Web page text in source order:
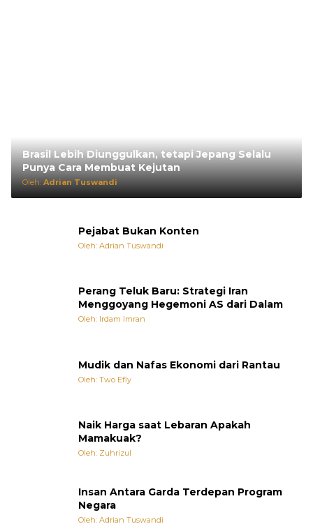
Brasil Lebih Diunggulkan, tetapi Jepang Selalu
Punya Cara Membuat Kejutan
Oleh: Adrian Tuswandi
Pejabat Bukan Konten
Oleh: Adrian Tuswandi
Perang Teluk Baru: Strategi Iran
Menggoyang Hegemoni AS dari Dalam
Oleh: Irdam Imran
Mudik dan Nafas Ekonomi dari Rantau
Oleh: Two Efly
Naik Harga saat Lebaran Apakah
Mamakuak?
Oleh: Zuhrizul
Insan Antara Garda Terdepan Program
Negara
Oleh: Adrian Tuswandi